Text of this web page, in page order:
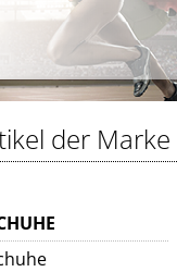
der Marke